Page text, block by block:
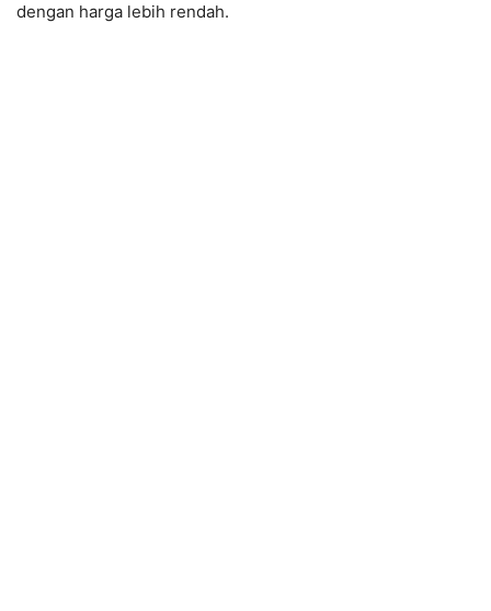
dengan harga lebih rendah.